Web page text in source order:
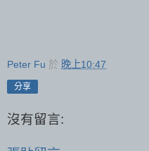
Peter Fu 於 晚上10:47
分享
沒有留言: